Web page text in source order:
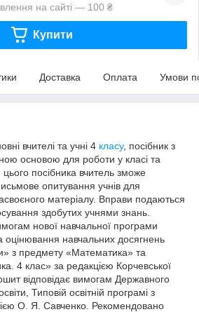
на сайті — 100 ₴
Купити
Доставка Оплата Умови
вчителі та учні 4 класу, посібник з
основою для роботи у класі та
цього посібника вчитель зможе
опитування учнів для
матеріалу. Вправи подаються
здобутих учнями знань
нової навчальної програми
навчальних досягнень
з предмету «Математика» та
4 клас» за редакцією Корчевської
відповідає вимогам Державного
Типовій освітній програмі з
О. Я. Савченко. Рекомендовано